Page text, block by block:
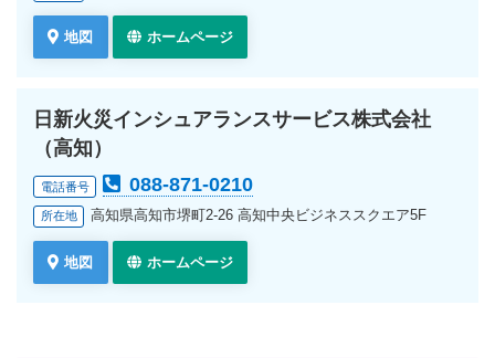
地図 ホームページ
日新火災インシュアランスサービス株式会社
（高知）
電話番号 088-871-0210
所在地 高知県高知市堺町2-26 高知中央ビジネススクエア5F
地図 ホームページ